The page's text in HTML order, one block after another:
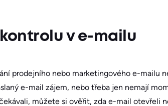
v e-mailu
prodejního nebo marketingového e-mailu
e-mail zájem, nebo třeba jen nemají
můžete si ověřit, zda e-mail otevřeli